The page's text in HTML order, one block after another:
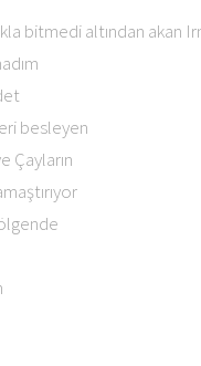
bitmedi altından akan
besleyen
Çayların